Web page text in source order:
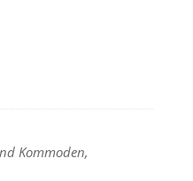
Kommoden,